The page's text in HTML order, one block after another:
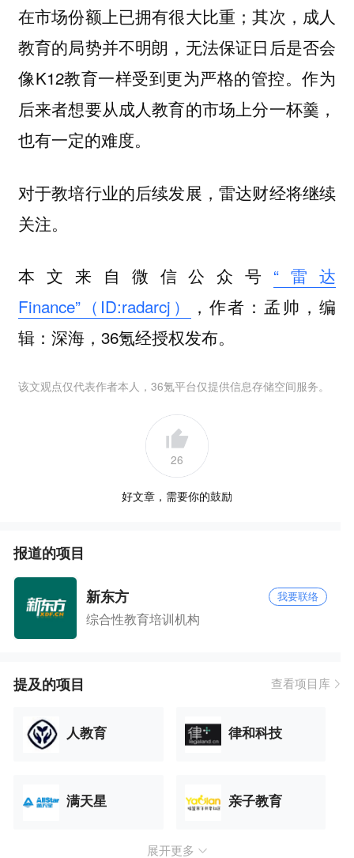
在市场份额上已拥有很大比重；其次，成人
教育的局势并不明朗，无法保证日后是否会
像K12教育一样受到更为严格的管控。作为
后来者想要从成人教育的市场上分一杯羹，
也有一定的难度。
对于教培行业的后续发展，雷达财经将继续
关注。
本文来自微信公众号 “雷达
Finance”（ID:radarcj）
，作者：孟帅，编
辑：深海，36氪经授权发布。
该文观点仅代表作者本人，36氪平台仅提供信息存储空间服务。
26
好文章，需要你的鼓励
报道的项目
新东方 我要联络
综合性教育培训机构
提及的项目 查看项目库
人教育 律和科技
满天星 亲子教育
展开更多